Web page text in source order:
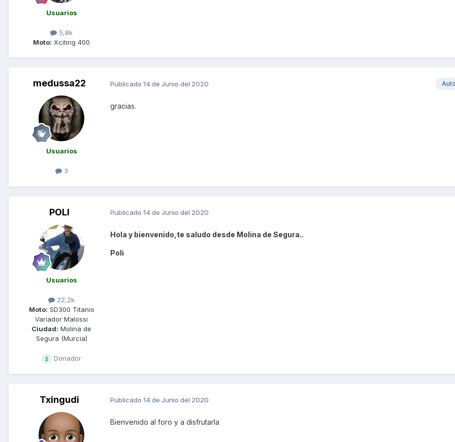
Usuarios
5,8k
Moto: Xciting 400
medussa22
Usuarios
3
Publicado 14 de Junio del 2020
gracias.
POLI
Usuarios
22,2k
Moto: SD300 Titanio
Variador Malossi
Ciudad: Molina de
Segura (Murcia)
Donador
Publicado 14 de Junio del 2020
Hola y bienvenido,te saludo desde Molina de Segura..
Poli
Txingudi Publicado 14 de Junio del 2020
Bienvenido al foro y a disfrutarla